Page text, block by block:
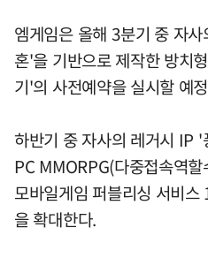
엠게임은 올해 3분기 중 자
혼'을 기반으로 제작한 방치
기'의 사전예약을 실시할 예
하반기 중 자사의 레거시 IP
PC MMORPG(다중접속역
모바일게임 퍼블리싱 서비
을 확대한다.